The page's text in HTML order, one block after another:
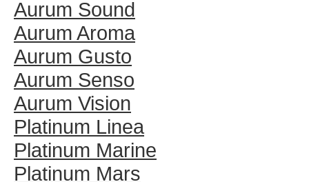
Aurum Sound
Aurum Aroma
Aurum Gusto
Aurum Senso
Aurum Vision
Platinum Linea
Platinum Marine
Platinum Mars